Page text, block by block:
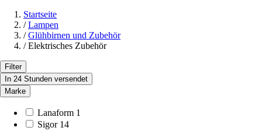
Startseite
/ Lampen
/ Glühbirnen und Zubehör
/ Elektrisches Zubehör
Filter
In 24 Stunden versendet
Marke
Lanaform 1
Sigor 14